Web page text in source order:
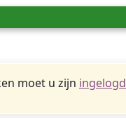
moet u zijn ingelogd